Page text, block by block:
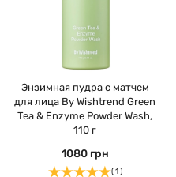
Энзимная пудра с матчем
для лица By Wishtrend Green
Tea & Enzyme Powder Wash,
110 г
1080 грн
( 1 )